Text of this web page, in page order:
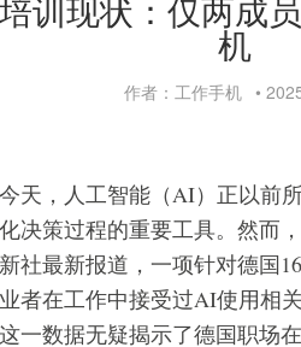
训现状：仅两成
机
作者：工作手机 •
天，人工智能（AI）正以前
决策过程的重要工具。然而
社最新报道，一项针对德国
者在工作中接受过AI使用相
一数据无疑揭示了德国职场